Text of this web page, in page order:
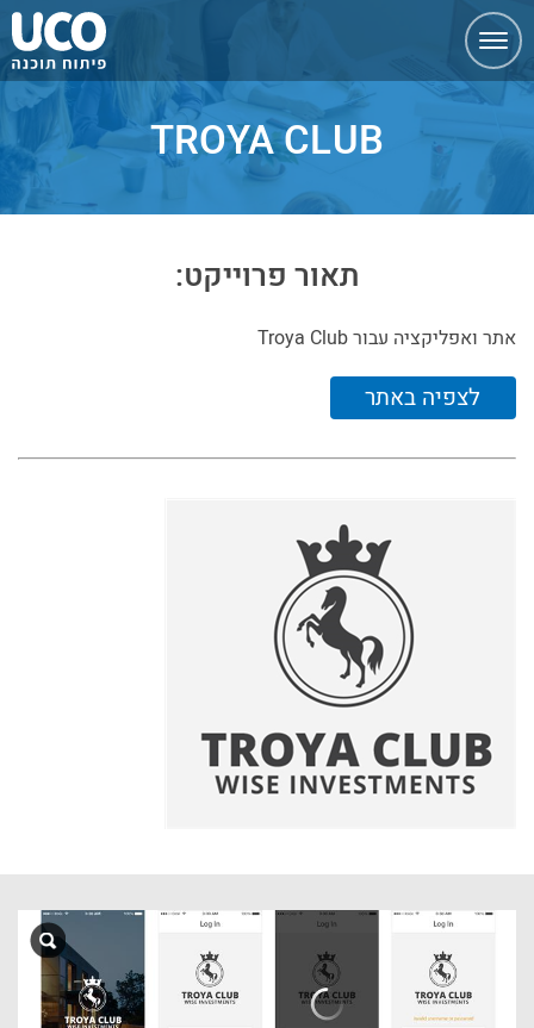
ניווט
מהיר
TROYA CLUB
תאור פרוייקט:
אתר ואפליקציה עבור Troya Club
לצפיה באתר